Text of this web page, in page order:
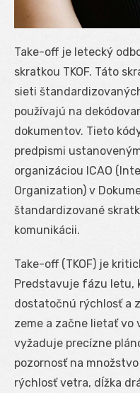
Take-off je letecký
skratkou TKOF. Táto
sieti
používajú na
dokumentov. Tieto
predpismi
organizáciou ICAO
Organization) v
štandardizované
komunikácii.
Take-off (TKOF) je
Predstavuje fázu letu,
dostatočnú rýchlosť a
zeme a začne lietať vo
vyžaduje precízne
pozornosť na
rýchlosť vetra, dĺžka